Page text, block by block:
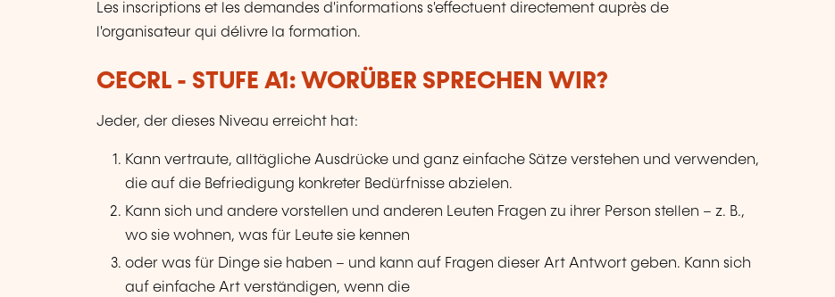
Les inscriptions et les demandes d'informations s'effectuent directement auprès de
l'organisateur qui délivre la formation.
CECRL - STUFE A1: WORÜBER SPRECHEN WIR?
Jeder, der dieses Niveau erreicht hat:
Kann vertraute, alltägliche Ausdrücke und ganz einfache Sätze verstehen und verwenden,
die auf die Befriedigung konkreter Bedürfnisse abzielen.
Kann sich und andere vorstellen und anderen Leuten Fragen zu ihrer Person stellen – z. B.,
wo sie wohnen, was für Leute sie kennen
oder was für Dinge sie haben – und kann auf Fragen dieser Art Antwort geben. Kann sich
auf einfache Art verständigen, wenn die